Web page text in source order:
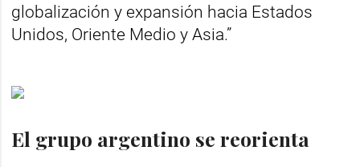
globalización y expansión hacia Estados
Unidos, Oriente Medio y Asia.”
El grupo argentino se reorienta